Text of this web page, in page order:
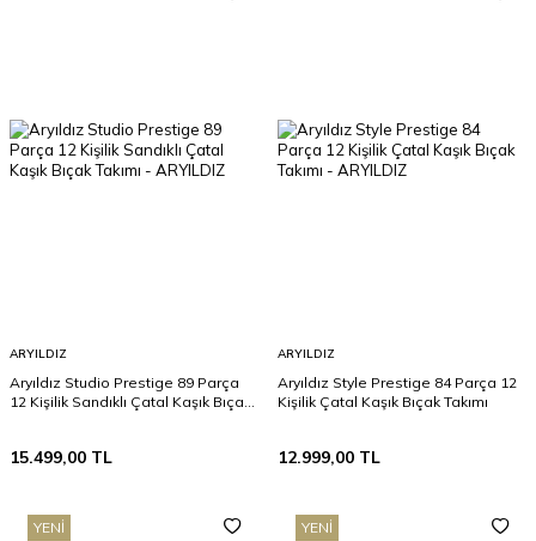
ARYILDIZ
Aryıldız Studio Prestige 89 Parça
12 Kişilik Sandıklı Çatal Kaşık Bıçak
15.499,00 TL
ARYILDIZ
Aryıldız Style Prestige 84 Parça 12
Kişilik Çatal Kaşık Bıçak Takımı
12.999,00 TL
YENI YENI